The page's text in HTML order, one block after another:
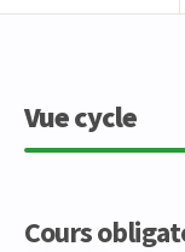
Vue cycle
Cours